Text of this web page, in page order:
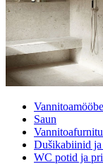
Saun
Dušikabiinid ja
WC potid ja